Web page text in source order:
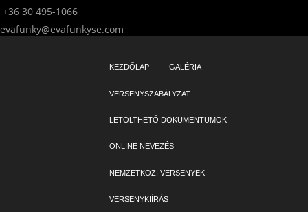
+36 30 495-1066
evafunky@evafunkyse.com
közös oldala
SKIP TO CONTENT
KEZDŐLAP GALÉRIA
VERSENYSZABÁLYZAT
LETÖLTHETŐ DOKUMENTUMOK
ONLINE NEVEZÉS
NEMZETKÖZI VERSENYEK
VERSENYKIÍRÁS